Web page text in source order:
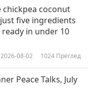
Новини
2020-05-10 3165 Преглед
Новини
chickpea coconut
five ingredients
in under 10
2026-08-02 1024 Преглед
Peace Talks, July